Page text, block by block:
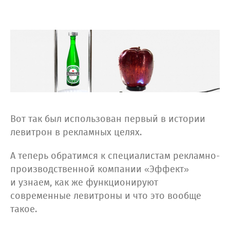
Вот так был использован первый в истории
левитрон в рекламных целях.
А теперь обратимся к специалистам рекламно-
производственной компании «Эффект»
и узнаем, как же функционируют
современные левитроны и что это вообще
такое.